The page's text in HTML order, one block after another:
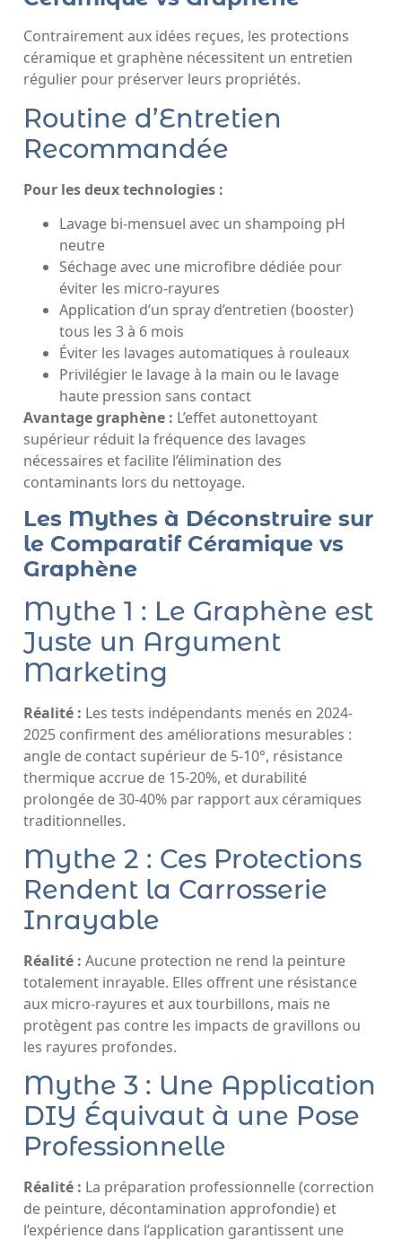
Contrairement aux idées reçues, les protections
céramique et graphène nécessitent un entretien
régulier pour préserver leurs propriétés.
Routine d’Entretien
Recommandée
Pour les deux technologies :
Lavage bi-mensuel avec un shampoing pH
neutre
Séchage avec une microfibre dédiée pour
éviter les micro-rayures
Application d’un spray d’entretien (booster)
tous les 3 à 6 mois
Éviter les lavages automatiques à rouleaux
Privilégier le lavage à la main ou le lavage
haute pression sans contact
Avantage graphène : L’effet autonettoyant
supérieur réduit la fréquence des lavages
nécessaires et facilite l’élimination des
contaminants lors du nettoyage.
Les Mythes à Déconstruire sur
le Comparatif Céramique vs
Graphène
Mythe 1 : Le Graphène est
Juste un Argument
Marketing
Réalité : Les tests indépendants menés en 2024-
2025 confirment des améliorations mesurables :
angle de contact supérieur de 5-10°, résistance
thermique accrue de 15-20%, et durabilité
prolongée de 30-40% par rapport aux céramiques
traditionnelles.
Mythe 2 : Ces Protections
Rendent la Carrosserie
Inrayable
Réalité : Aucune protection ne rend la peinture
totalement inrayable. Elles offrent une résistance
aux micro-rayures et aux tourbillons, mais ne
protègent pas contre les impacts de gravillons ou
les rayures profondes.
Mythe 3 : Une Application
DIY Équivaut à une Pose
Professionnelle
Réalité : La préparation professionnelle (correction
de peinture, décontamination approfondie) et
l’expérience dans l’application garantissent une